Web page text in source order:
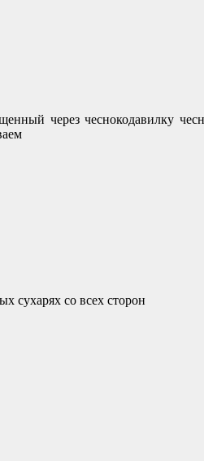
через чеснокодавилку
сухарях со всех сторон